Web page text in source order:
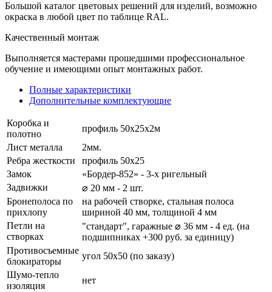
Большой каталог цветовых решений для изделий, возможно
окраска в любой цвет по таблице RAL.
Качественный монтаж
Выполняется мастерами прошедшими профессиональное
обучение и имеющими опыт монтажных работ.
Полные характеристики
Дополнительные комплектующие
Коробка и
полотно
профиль 50х25х2м
Лист металла
2мм.
Ребра жесткости
профиль 50х25
Замок
«Бордер-852» - 3-х ригельный
Задвижки
⌀ 20 мм - 2 шт.
Бронеполоса по
прихлопу
на рабочей створке, стальная полоса
шириной 40 мм, толщиной 4 мм
Петли на
створках
"стандарт", гаражные ⌀ 36 мм - 4 ед. (на
подшипниках +300 руб. за единицу)
Противосъемные
блокираторы
угол 50х50 (по заказу)
Шумо-тепло
изоляция
нет